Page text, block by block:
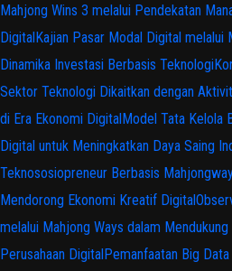
Mahjong Wins 3 melalui Pendekatan
DigitalKajian Pasar Modal Digital melalui
Dinamika Investasi Berbasis Teknologi
Sektor Teknologi Dikaitkan dengan
di Era Ekonomi DigitalModel Tata Kelola
Digital untuk Meningkatkan Daya Saing
Teknososiopreneur Berbasis
Mendorong Ekonomi Kreatif Digital
melalui Mahjong Ways dalam
Perusahaan DigitalPemanfaatan Big